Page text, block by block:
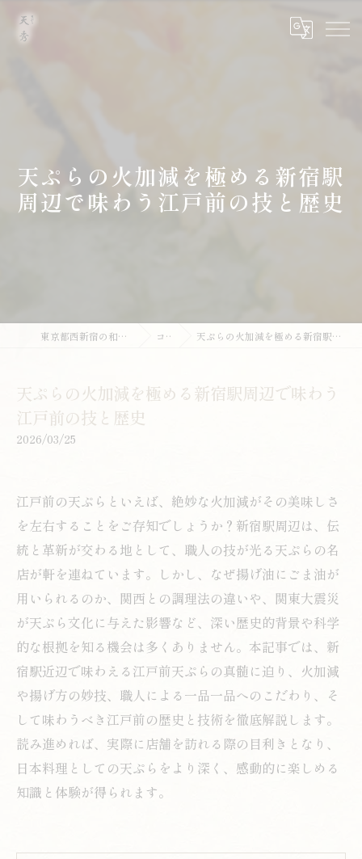
天ぷらの火加減を極める新宿駅
周辺で味わう江戸前の技と歴史
東京都西新宿の和食なら天ぷら 天秀 コラム 天ぷらの火加減を極める新宿駅周辺で味わう江戸前の技と歴史
天ぷらの火加減を極める新宿駅周辺で味わう
江戸前の技と歴史
2026/03/25
江戸前の天ぷらといえば、絶妙な火加減がその美味しさ
を左右することをご存知でしょうか？新宿駅周辺は、伝
統と革新が交わる地として、職人の技が光る天ぷらの名
店が軒を連ねています。しかし、なぜ揚げ油にごま油が
用いられるのか、関西との調理法の違いや、関東大震災
が天ぷら文化に与えた影響など、深い歴史的背景や科学
的な根拠を知る機会は多くありません。本記事では、新
宿駅近辺で味わえる江戸前天ぷらの真髄に迫り、火加減
や揚げ方の妙技、職人による一品一品へのこだわり、そ
して味わうべき江戸前の歴史と技術を徹底解説します。
読み進めれば、実際に店舗を訪れる際の目利きとなり、
日本料理としての天ぷらをより深く、感動的に楽しめる
知識と体験が得られます。